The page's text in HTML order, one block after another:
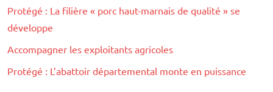
Protégé : La filière « porc haut-marnais de qualité » se
développe
Accompagner les exploitants agricoles
Protégé : L’abattoir départemental monte en puissance